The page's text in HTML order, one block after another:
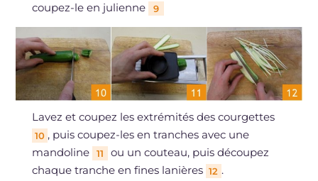
coupez-le en julienne
9
Lavez et coupez les extrémités des courgettes
10 , puis coupez-les en tranches avec une
mandoline
11
ou un couteau, puis découpez
chaque tranche en fines lanières 12 .